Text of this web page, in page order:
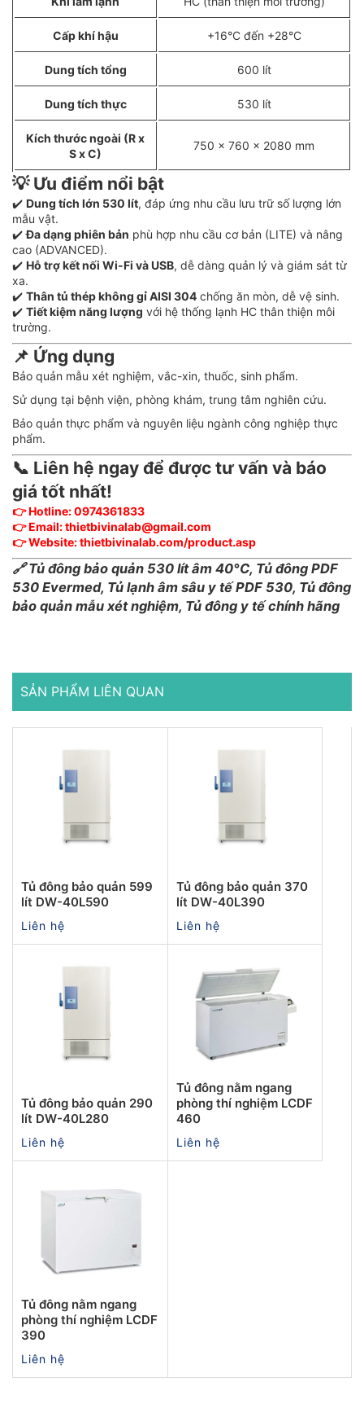
Cấp khí hậu +16°C đến +28°C
Dung tích tổng 600 lít
Dung tích thực 530 lít
Kích thước ngoài (R x
S x C)
750 x 760 x 2080 mm
💡 Ưu điểm nổi bật
✔️ Dung tích lớn 530 lít, đáp ứng nhu cầu lưu trữ số lượng lớn
mẫu vật.
✔️Đa dạng phiên bản phù hợp nhu cầu cơ bản (LITE) và nâng
cao (ADVANCED).
✔️ Hỗ trợ kết nối Wi-Fi và USB, dễ dàng quản lý và giám sát từ
xa.
✔️ Thân tủ thép không gỉ AISI 304 chống ăn mòn, dễ vệ sinh.
✔️ Tiết kiệm năng lượng với hệ thống lạnh HC thân thiện môi
trường.
📌 Ứng dụng
Bảo quản mẫu xét nghiệm, vắc-xin, thuốc, sinh phẩm.
Sử dụng tại bệnh viện, phòng khám, trung tâm nghiên cứu.
Bảo quản thực phẩm và nguyên liệu ngành công nghiệp thực
phẩm.
📞 Liên hệ ngay để được tư vấn và báo
giá tốt nhất!
👉Hotline: 0974361833
👉Email: thietbivinalab@gmail.com
👉Website:thietbivinalab.com/product.asp
🔗 Tủ đông bảo quản 530 lít âm 40°C, Tủ đông PDF
530 Evermed, Tủ lạnh âm sâu y tế PDF 530, Tủ đông
bảo quản mẫu xét nghiệm, Tủ đông y tế chính hãng
SẢN PHẨM LIÊN QUAN
Tủ đông bảo quản 599
lít DW-40L590
Liên hệ
Tủ đông bảo quản 370
lít DW-40L390
Liên hệ
Tủ đông bảo quản 290
lít DW-40L280
Liên hệ
Tủ đông nằm ngang
phòng thí nghiệm LCDF
460
Liên hệ
Tủ đông nằm ngang
phòng thí nghiệm LCDF
390
Liên hệ